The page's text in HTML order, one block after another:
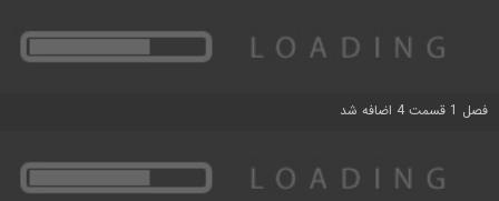
فصل 1 قسمت 4 اضافه شد